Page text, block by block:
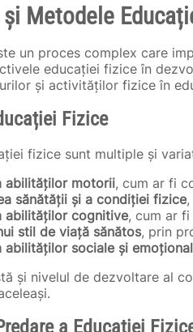
Metodele
un proces complex care
educației fizice în
și activităților fizice în
Fizice
fizice sunt multiple și
abilităților motorii, cum ar fi
sănătății și a condiției fizice,
abilităților cognitive, cum ar
stil de viață sănătos, prin
abilităților sociale și
și nivelul de dezvoltare al